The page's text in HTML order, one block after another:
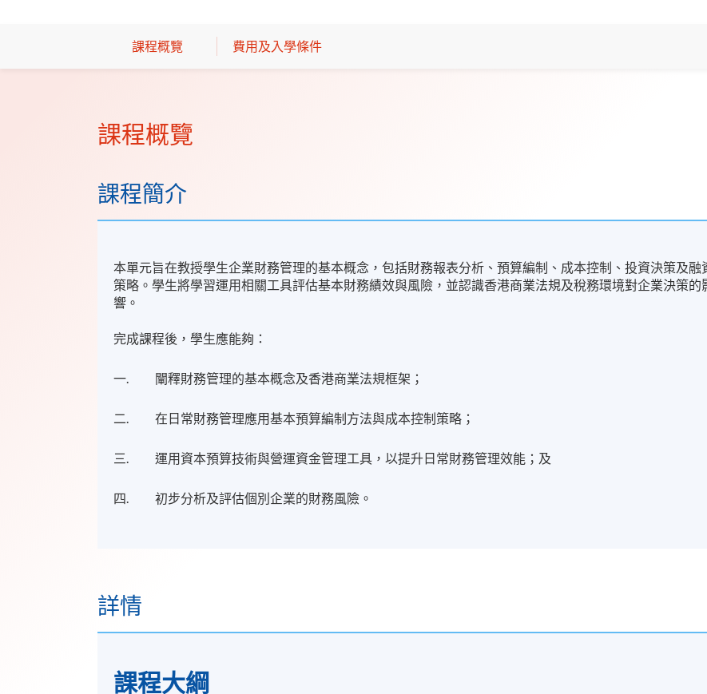
課程概覽 費用及入學條件
課程概覽
課程簡介
本單元旨在教授學生企業財務管理的基本概念，包括財務報表分析、預算編制、成本控制、投資決策及融
策略。學生將學習運用相關工具評估基本財務績效與風險，並認識香港商業法規及稅務環境對企業決策的
響。
完成課程後，學生應能夠：
一. 闡釋財務管理的基本概念及香港商業法規框架；
二. 在日常財務管理應用基本預算編制方法與成本控制策略；
三. 運用資本預算技術與營運資金管理工具，以提升日常財務管理效能；及
四. 初步分析及評估個別企業的財務風險。
詳情
課程​大綱